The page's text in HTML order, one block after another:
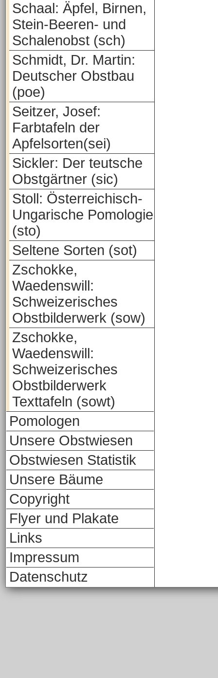
Schaal: Äpfel, Birnen,
Stein-Beeren- und
Schalenobst (sch)
Schmidt, Dr. Martin:
Deutscher Obstbau
(poe)
Seitzer, Josef:
Farbtafeln der
Apfelsorten(sei)
Sickler: Der teutsche
Obstgärtner (sic)
Stoll: Österreichisch-
Ungarische Pomologie
(sto)
Seltene Sorten (sot)
Zschokke,
Waedenswill:
Schweizerisches
Obstbilderwerk (sow)
Zschokke,
Waedenswill:
Schweizerisches
Obstbilderwerk
Texttafeln (sowt)
Pomologen
Unsere Obstwiesen
Obstwiesen Statistik
Unsere Bäume
Copyright
Flyer und Plakate
Links
Impressum
Datenschutz